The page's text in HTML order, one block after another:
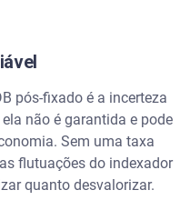
pós-fixado é a incerteza
não é garantida e pode
Sem uma taxa
flutuações do indexador
quanto desvalorizar.